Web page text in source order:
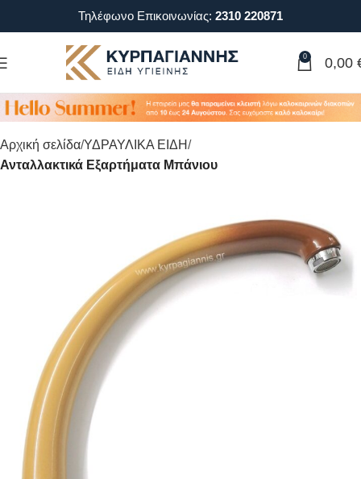
Τηλέφωνο Επικοινωνίας: 2310 220871
0 0,00
Αρχική σελίδα ΥΔΡΑΥΛΙΚΑ ΕΙΔΗ
Ανταλλακτικά Εξαρτήματα Μπάνιου